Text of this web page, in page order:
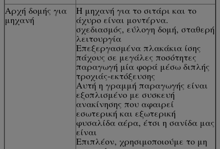
Αρχή δομής για
μηχανή
Η μηχανή για το σιτάρι και το
άχυρο είναι μοντέρνα.
σχεδιασμός, εύλογη δομή, σταθερή
λειτουργία
Επεξεργασμένα πλακάκια ίσης
πάχους σε μεγάλες ποσότητες
παραγωγή μία φορά μέσω διπλής
τροχιάς-εκτόξευσης
Αυτή η γραμμή παραγωγής είναι
εξοπλισμένο με συσκευή
ανακίνησης που αφαιρεί
εσωτερική και εξωτερική
φυσαλίδα αέρα, έτσι η σανίδα μας
είναι
Επιπλέον, χρησιμοποιούμε το μη